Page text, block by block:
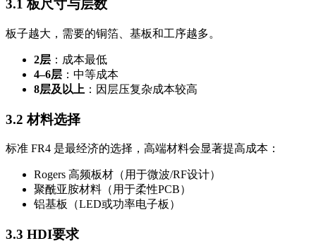
3.1 板尺寸与层数
板子越大，需要的铜箔、基板和工序越多。
2层 ：成本最低
4–6层 ：中等成本
8层及以上 ：因层压复杂成本较高
3.2 材料选择
标准 FR4 是最经济的选择，高端材料会显著提高成本：
Rogers 高频板材（用于微波/RF设计）
聚酰亚胺材料（用于柔性PCB）
铝基板（LED或功率电子板）
3.3 HDI要求